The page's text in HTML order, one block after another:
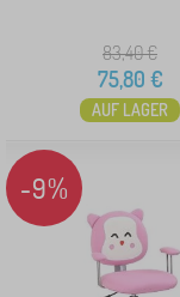
83,40€
75,80 €
AUF LAGER
-9%